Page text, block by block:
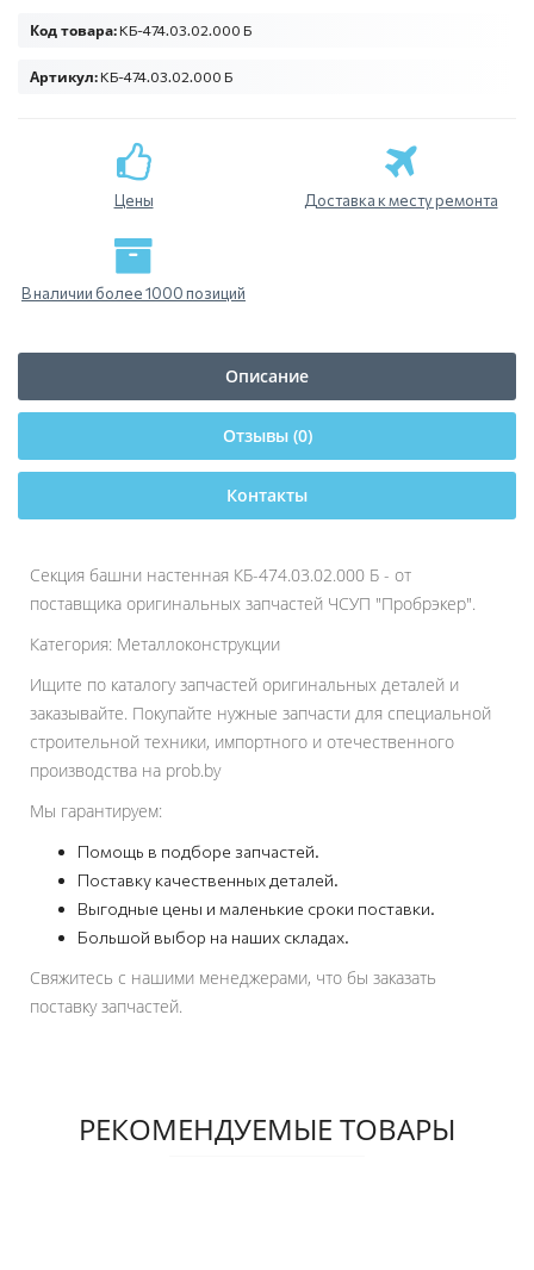
Код товара: КБ-474.03.02.000 Б
Артикул: КБ-474.03.02.000 Б
Цены Доставка к месту ремонта
В наличии более 1000 позиций
Описание
Отзывы (0)
Контакты
Секция башни настенная КБ-474.03.02.000 Б - от
поставщика оригинальных запчастей ЧСУП "Пробрэкер".
Категория: Металлоконструкции
Ищите по каталогу запчастей оригинальных деталей и
заказывайте. Покупайте нужные запчасти для специальной
строительной техники, импортного и отечественного
производства на prob.by
Мы гарантируем:
Помощь в подборе запчастей.
Поставку качественных деталей.
Выгодные цены и маленькие сроки поставки.
Большой выбор на наших складах.
Свяжитесь с нашими менеджерами, что бы заказать
поставку запчастей.
РЕКОМЕНДУЕМЫЕ ТОВАРЫ